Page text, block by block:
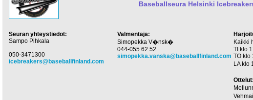
Baseballseura Helsinki
Seuran yhteystiedot:
Sampo Pihkala
050-3471300
icebreakers@baseballfinland.com
Valmentaja:
Simopekka V�nsk�
044-055 62 52
simopekka.vanska@baseballfinland.com
Kaikki
TI klo
TO klo
LA
Ottelut: